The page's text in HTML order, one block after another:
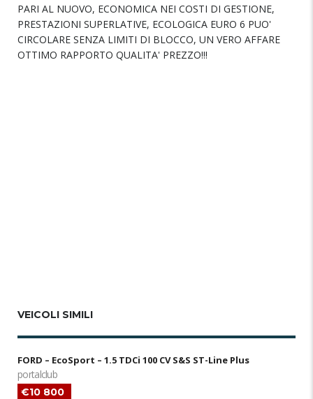
PARI AL NUOVO, ECONOMICA NEI COSTI DI GESTIONE,
PRESTAZIONI SUPERLATIVE, ECOLOGICA EURO 6 PUO'
CIRCOLARE SENZA LIMITI DI BLOCCO, UN VERO AFFARE
OTTIMO RAPPORTO QUALITA' PREZZO!!!
VEICOLI SIMILI
FORD – EcoSport – 1.5 TDCi 100 CV S&S ST-Line Plus
portalclub
€10 800